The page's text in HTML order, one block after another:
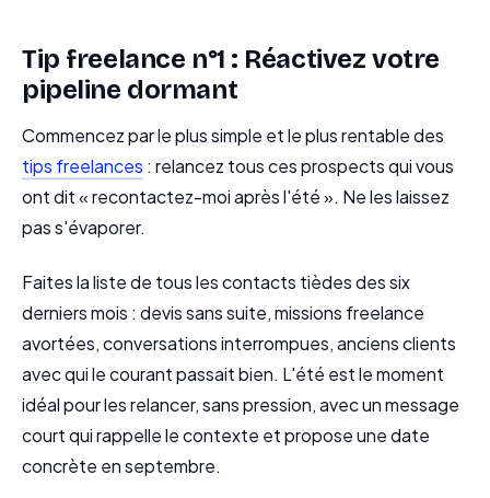
Tip freelance n°1 : Réactivez votre
pipeline dormant
Commencez par le plus simple et le plus rentable des
tips freelances : relancez tous ces prospects qui vous
ont dit « recontactez-moi après l'été ». Ne les laissez
pas s'évaporer.
Faites la liste de tous les contacts tièdes des six
derniers mois : devis sans suite, missions freelance
avortées, conversations interrompues, anciens clients
avec qui le courant passait bien. L'été est le moment
idéal pour les relancer, sans pression, avec un message
court qui rappelle le contexte et propose une date
concrète en septembre.